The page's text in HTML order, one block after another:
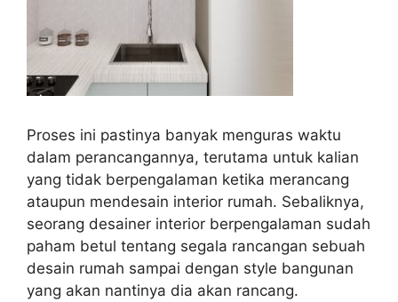
Proses ini pastinya banyak menguras waktu
dalam perancangannya, terutama untuk kalian
yang tidak berpengalaman ketika merancang
ataupun mendesain interior rumah. Sebaliknya,
seorang desainer interior berpengalaman sudah
paham betul tentang segala rancangan sebuah
desain rumah sampai dengan style bangunan
yang akan nantinya dia akan rancang.